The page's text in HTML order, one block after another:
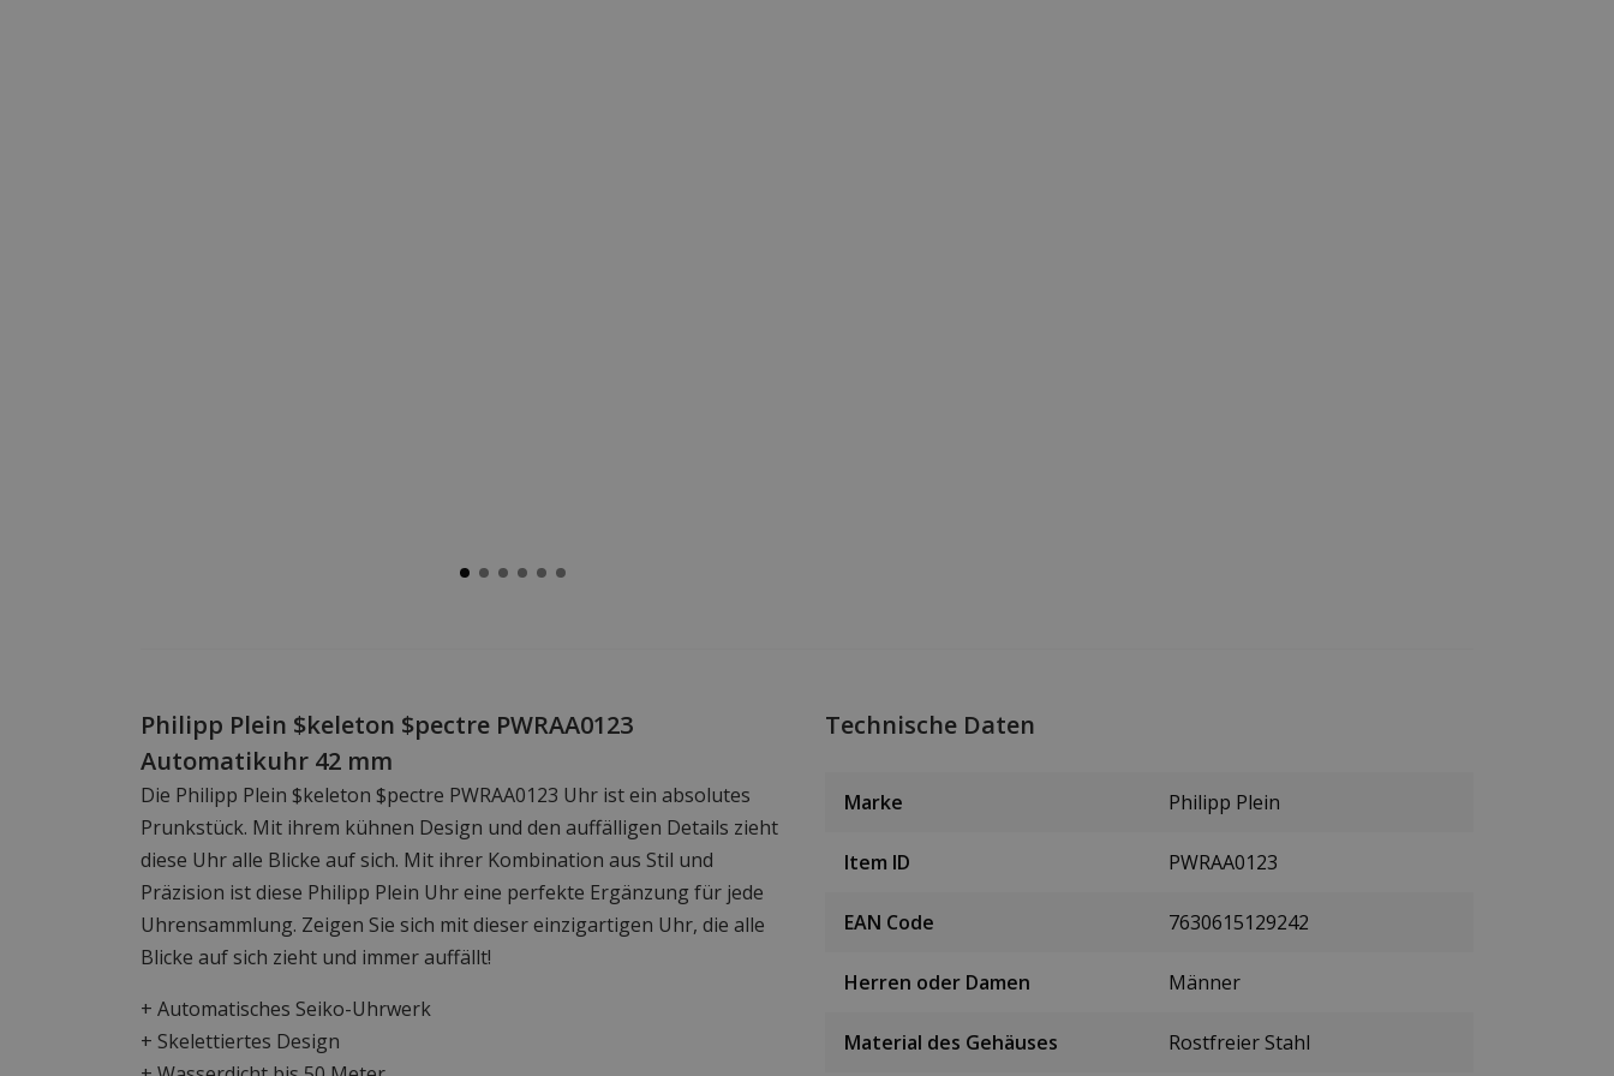
Philipp Plein $keleton $pectre PWRAA0123
Automatikuhr 42 mm
Die Philipp Plein $keleton $pectre PWRAA0123 Uhr ist ein absolutes
Prunkstück. Mit ihrem kühnen Design und den auffälligen Details zieht
diese Uhr alle Blicke auf sich. Mit ihrer Kombination aus Stil und
Präzision ist diese Philipp Plein Uhr eine perfekte Ergänzung für jede
Uhrensammlung. Zeigen Sie sich mit dieser einzigartigen Uhr, die alle
Blicke auf sich zieht und immer auffällt!
+ Automatisches Seiko-Uhrwerk
+ Skelettiertes Design
Technische Daten
Marke Philipp Plein
Item ID PWRAA0123
EAN Code 7630615129242
Herren oder Damen Männer
Material des Gehäuses Rostfreier Stahl